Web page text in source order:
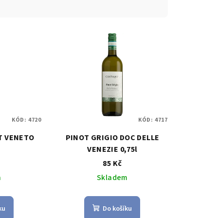
VENETO
KÓD: 4720
PINOT GRIGIO DOC DELLE
VENEZIE 0,75l
85 Kč
Skladem
Do košíku
KÓD: 4717